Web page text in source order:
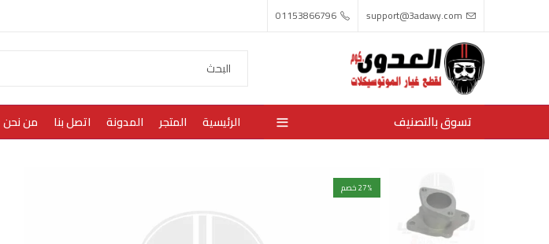
support@3adawy.com
01153866796
تسوق بالتصنيف الرئيسية المتجر المدونة اتصل بنا من نحن
27% خصم